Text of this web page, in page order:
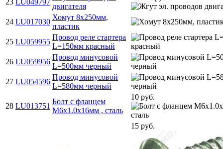
23 LU049797
двигателя
24 LU017030
Хомут 8х250мм,
пластик
25 LU059955
Провод реле стартера
L=150мм красный
26 LU059956
Провод минусовой
L=500мм черный
27 LU054596
Провод минусовой
L=580мм черный
28 LU013751
Болт с фланцем
M6х1.0х16мм , сталь
10 руб.
15 руб.